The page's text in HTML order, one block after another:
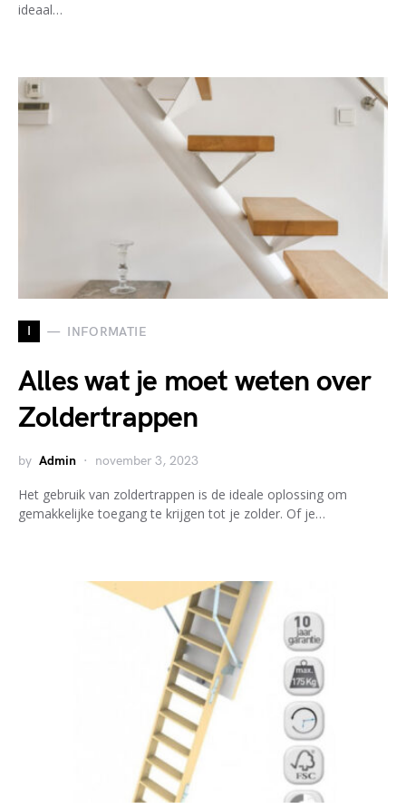
ideaal…
I INFORMATIE
Alles wat je moet weten over
Zoldertrappen
by Admin november 3, 2023
Het gebruik van zoldertrappen is de ideale oplossing om
gemakkelijke toegang te krijgen tot je zolder. Of je…